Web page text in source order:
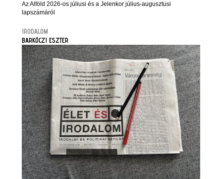
Az Alföld 2026-os júliusi és a Jelenkor július-augusztusi
lapszámáról
IRODALOM
BARKÓCZI ESZTER